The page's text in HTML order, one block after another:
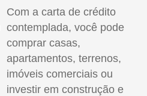
Com a carta de crédito
contemplada, você pode
comprar casas,
apartamentos, terrenos,
imóveis comerciais ou
investir em construção e